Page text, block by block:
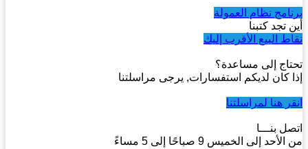
نظام العمولة
تجد كتبنا
البيع الأقرب إليك
إلى مساعدة؟
كان لديكم استفسارات, يرجى مراسلتنا
هنا لمراسلتنا
بنـــا
إلى الخميس 9 صباحًا إلى 5 مساءً